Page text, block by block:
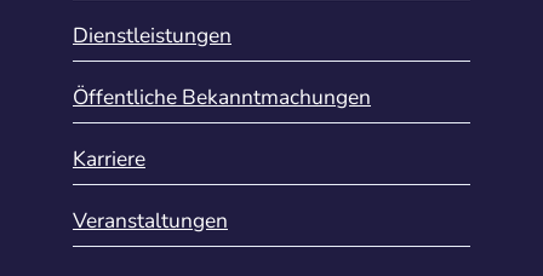
Dienstleistungen
Öffentliche Bekanntmachungen
Karriere
Veranstaltungen